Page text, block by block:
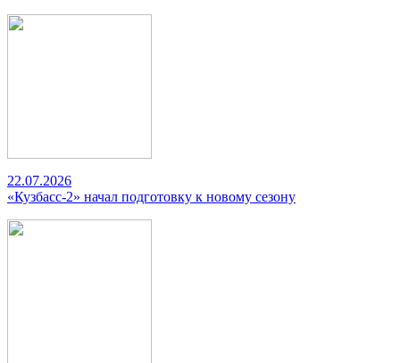
22.07.2026
«Кузбасс-2» начал подготовку к новому сезону